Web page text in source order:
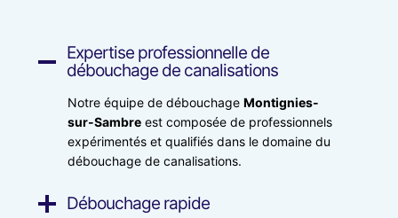
Expertise professionnelle de
débouchage de canalisations
Notre équipe de débouchage Montignies-
sur-Sambre est composée de professionnels
expérimentés et qualifiés dans le domaine du
débouchage de canalisations.
Débouchage rapide